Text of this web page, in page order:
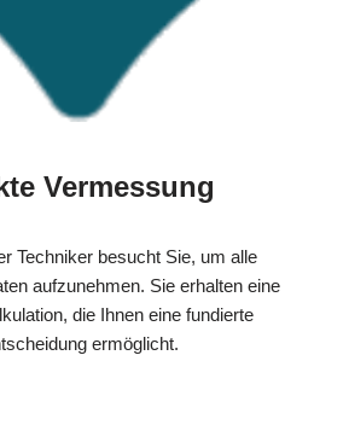
Vermessung
Techniker besucht Sie, um alle
aufzunehmen. Sie erhalten eine
die Ihnen eine fundierte
ermöglicht.